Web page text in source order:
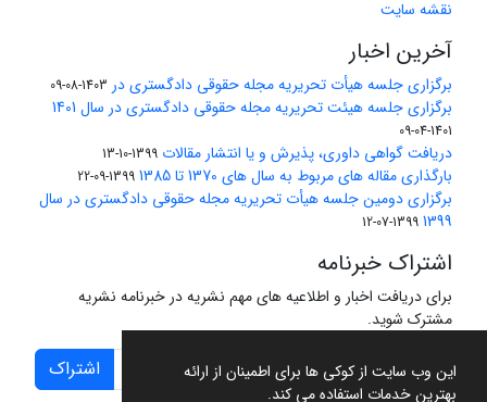
این وب سایت از کوکی ها برای اطمینان از ارائه
بهترین خدمات استفاده می کند.
نقشه سایت
آخرین اخبار
برگزاری جلسه هیأت تحریریه مجله حقوقی دادگستری در 1403-08-09
برگزاری جلسه هیئت تحریریه مجله حقوقی دادگستری در سال 1401
1401-04-09
دریافت گواهی داوری، پذیرش و یا انتشار مقالات 1399-10-13
بارگذاری مقاله های مربوط به سال های 1370 تا 1385 1399-09-22
برگزاری دومین جلسه هیأت تحریریه مجله حقوقی دادگستری در سال
1399
1399-07-12
اشتراک خبرنامه
برای دریافت اخبار و اطلاعیه های مهم نشریه در خبرنامه نشریه
مشترک شوید.
اشتراک